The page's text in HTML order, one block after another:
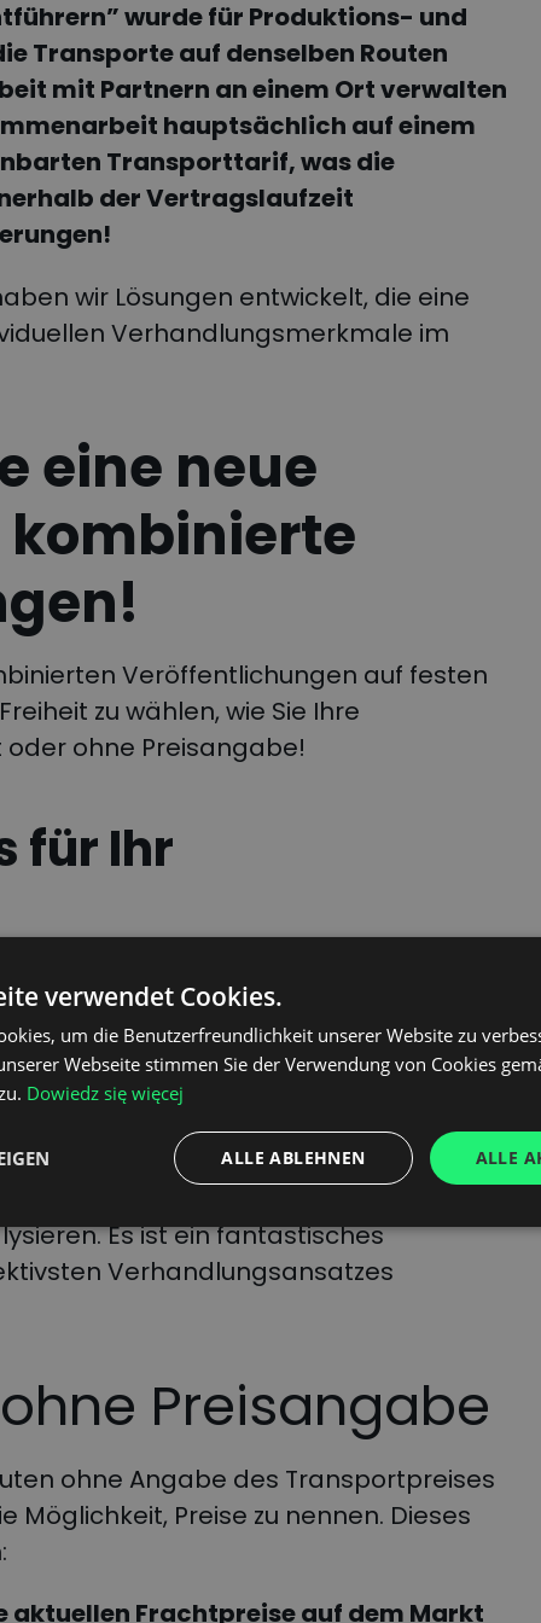
wurde für Produktions- und
Transporte auf denselben Routen
mit Partnern an einem Ort verwalten
hauptsächlich auf einem
Transporttarif, was die
der Vertragslaufzeit
wir Lösungen entwickelt, die eine
Verhandlungsmerkmale im
eine neue
Veröffentlichungen auf festen
zu wählen, wie Sie Ihre
ohne Preisangabe!
für Ihr
Frachten Sie in die
und welche Sie für
Sie die Kosten minimieren und
Aufträge auswählen.
Routen geben Ihnen die
Es ist ein fantastisches
Verhandlungsansatzes
Preisangabe
ohne Angabe des Transportpreises
Preise zu nennen. Dieses
Frachtpreise auf dem Markt
verwendet Cookies.
um die Benutzerfreundlichkeit unserer Website zu
Webseite stimmen Sie der Verwendung von Cookies
Dowiedz się więcej
ALLE
ALLE ABLEHNEN